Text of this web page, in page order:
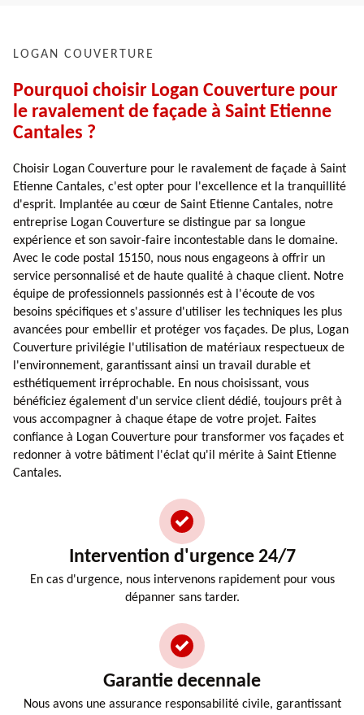
LOGAN COUVERTURE
Pourquoi choisir Logan Couverture pour
le ravalement de façade à Saint Etienne
Cantales ?
Choisir Logan Couverture pour le ravalement de façade à Saint
Etienne Cantales, c'est opter pour l'excellence et la tranquillité
d'esprit. Implantée au cœur de Saint Etienne Cantales, notre
entreprise Logan Couverture se distingue par sa longue
expérience et son savoir-faire incontestable dans le domaine.
Avec le code postal 15150, nous nous engageons à offrir un
service personnalisé et de haute qualité à chaque client. Notre
équipe de professionnels passionnés est à l'écoute de vos
besoins spécifiques et s'assure d'utiliser les techniques les plus
avancées pour embellir et protéger vos façades. De plus, Logan
Couverture privilégie l'utilisation de matériaux respectueux de
l'environnement, garantissant ainsi un travail durable et
esthétiquement irréprochable. En nous choisissant, vous
bénéficiez également d'un service client dédié, toujours prêt à
vous accompagner à chaque étape de votre projet. Faites
confiance à Logan Couverture pour transformer vos façades et
redonner à votre bâtiment l'éclat qu'il mérite à Saint Etienne
Cantales.
Intervention d'urgence 24/7
En cas d'urgence, nous intervenons rapidement pour vous
dépanner sans tarder.
Garantie decennale
Nous avons une assurance responsabilité civile, garantissant